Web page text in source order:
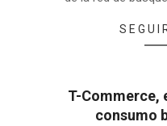
T-Commerce,
consumo